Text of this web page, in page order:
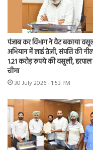
पंजाब कर विभाग ने वैट बकाया
अभियान में लाई तेजी, संपत्ति की
1.21 करोड़ रुपये की वसूली, हरपाल
चीमा
30 July 2026 - 1:53 PM